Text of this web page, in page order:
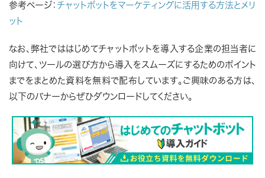
参考ページ： チャットボットをマーケティングに活用する方法とメリ
ット
なお、弊社でははじめてチャットボットを導入する企業の担当者に
向けて、ツールの選び方から導入をスムーズにするためのポイント
までをまとめた資料を無料で配布しています。ご興味のある方は、
以下のバナーからぜひダウンロードしてください。